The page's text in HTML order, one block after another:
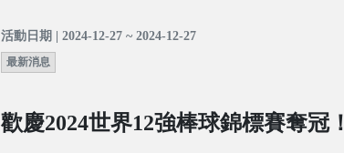
活動日期 | 2024-12-27 ~ 2024-12-27
最新消息
歡慶2024世界12強棒球錦標賽奪冠！